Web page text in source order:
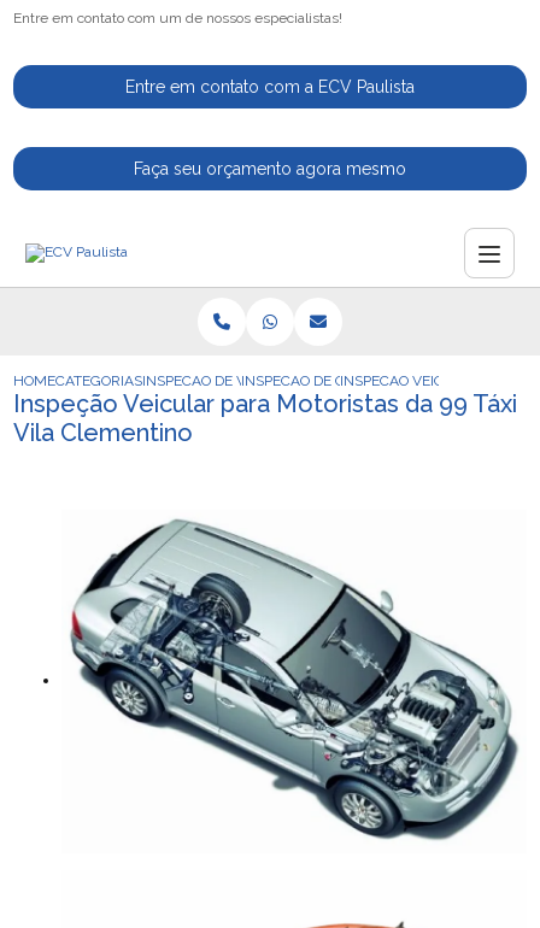
Entre em contato com um de nossos especialistas!
Entre em contato com a ECV Paulista
Faça seu orçamento agora mesmo
HOMECATEGORIASINSPECAO DE VEICULOSINSPECAO DE CARROSINSPECAO VEICULAR PARA
Inspeção Veicular para Motoristas da 99 Táxi
Vila Clementino